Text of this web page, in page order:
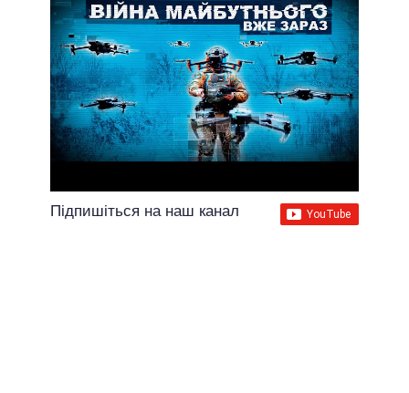
Підпишіться на наш канал